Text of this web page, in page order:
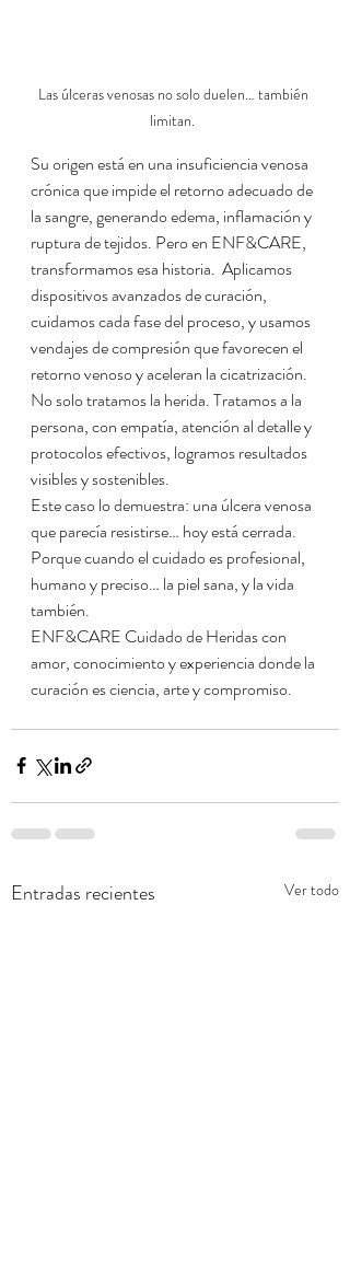
Las úlceras venosas no solo duelen… también
limitan.
Su origen está en una insuficiencia venosa
crónica que impide el retorno adecuado de
la sangre, generando edema, inflamación y
ruptura de tejidos. Pero en ENF&CARE,
transformamos esa historia.  Aplicamos
dispositivos avanzados de curación,
cuidamos cada fase del proceso, y usamos
vendajes de compresión que favorecen el
retorno venoso y aceleran la cicatrización.
No solo tratamos la herida. Tratamos a la
persona, con empatía, atención al detalle y
protocolos efectivos, logramos resultados
visibles y sostenibles.
Este caso lo demuestra: una úlcera venosa
que parecía resistirse… hoy está cerrada.
Porque cuando el cuidado es profesional,
humano y preciso… la piel sana, y la vida
también.
ENF&CARE Cuidado de Heridas con
amor, conocimiento y experiencia donde la
curación es ciencia, arte y compromiso.
Entradas recientes Ver todo